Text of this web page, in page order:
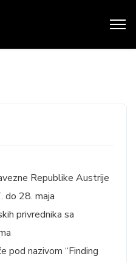
Republike Austrije
do 28. maja
privrednika sa
pod nazivom “Finding